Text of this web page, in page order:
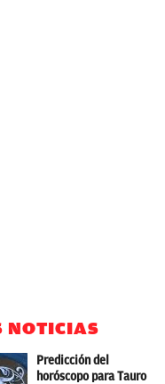
NOTICIAS
Predicción del
horóscopo para Tauro